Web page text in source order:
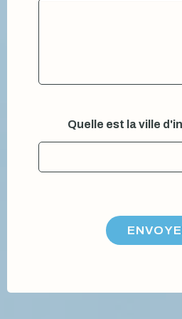
Quelle est la ville